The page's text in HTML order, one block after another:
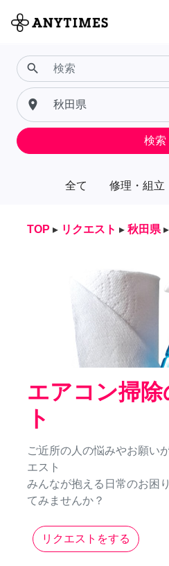
全て 修理・組立
search
place
検索
TOP ▸ リクエスト ▸ 秋田県 ▸
エアコン掃
ト
ご近所の人の悩みやお願い
エスト
みんなが抱える日常のお困
てみませんか？
リクエストをする